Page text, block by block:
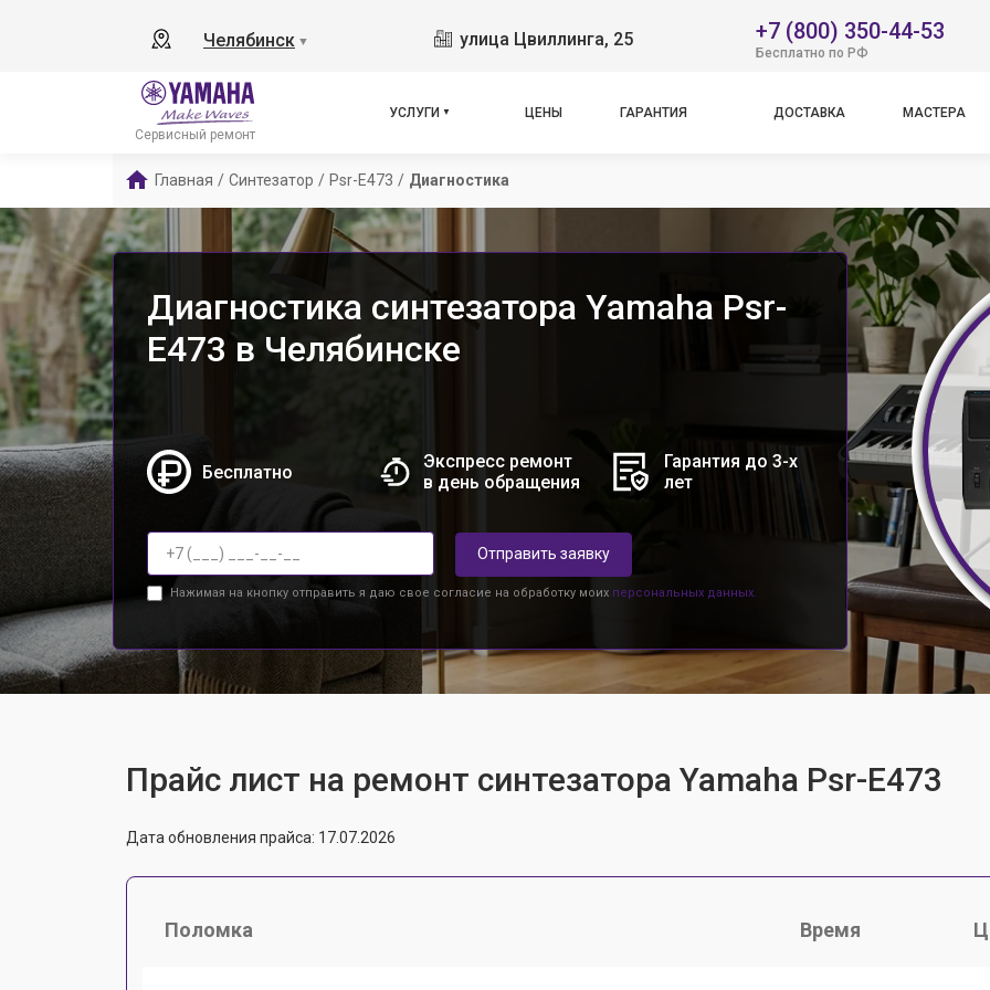
Челябинск ▼ улица Цвиллинга, 25 +7 (800) 350-44-53
Бесплатно по РФ
Сервисный ремонт
УСЛУГИ ЦЕНЫ ГАРАНТИЯ ДОСТАВКА МАСТЕРА
Главная / Синтезатор / Psr-E473 / Диагностика
Диагностика синтезатора Yamaha Psr-
E473 в Челябинске
Бесплатно
Экспресс ремонт
в день обращения
Гарантия до 3-х
лет
Отправить заявку
Нажимая на кнопку отправить я даю свое согласие на обработку моих персональных данных.
Прайс лист на ремонт синтезатора Yamaha Psr-E473
Дата обновления прайса: 17.07.2026
Поломка Время